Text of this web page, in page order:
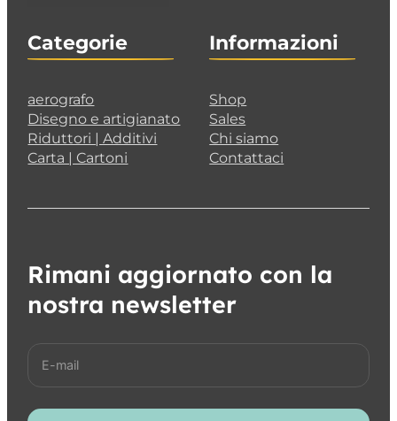
Categorie
aerografo
Disegno e artigianato
Riduttori | Additivi
Carta | Cartoni
Informazioni
Shop
Sales
Chi siamo
Contattaci
Rimani aggiornato con la
nostra newsletter